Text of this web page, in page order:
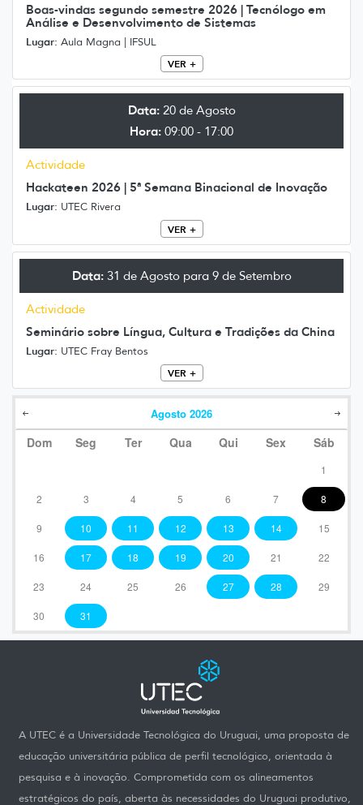
Boas-vindas segundo semestre 2026 | Tecnólogo em
Análise e Desenvolvimento de Sistemas
Lugar: Aula Magna | IFSUL
VER +
Data:20 de Agosto
Hora: 09:00 - 17:00
Actividade
Hackateen 2026 | 5ª Semana Binacional de Inovação
Lugar: UTEC Rivera
VER +
Data:31 de Agosto para 9 de Setembro
Actividade
Seminário sobre Língua, Cultura e Tradições da China
Lugar: UTEC Fray Bentos
VER +
Agosto 2026
Dom Seg Ter Qua Qui Sex Sáb
1
2 3 4 5 6 7 8
9 10 11 12 13 14 15
16 17 18 19 20 21 22
23 24 25 26 27 28 29
30 31
A UTEC é a Universidade Tecnológica do Uruguai, uma proposta de
educação universitária pública de perfil tecnológico, orientada à
pesquisa e à inovação. Comprometida com os alineamentos
estratégicos do país, aberta às necessidades do Uruguai produtivo,